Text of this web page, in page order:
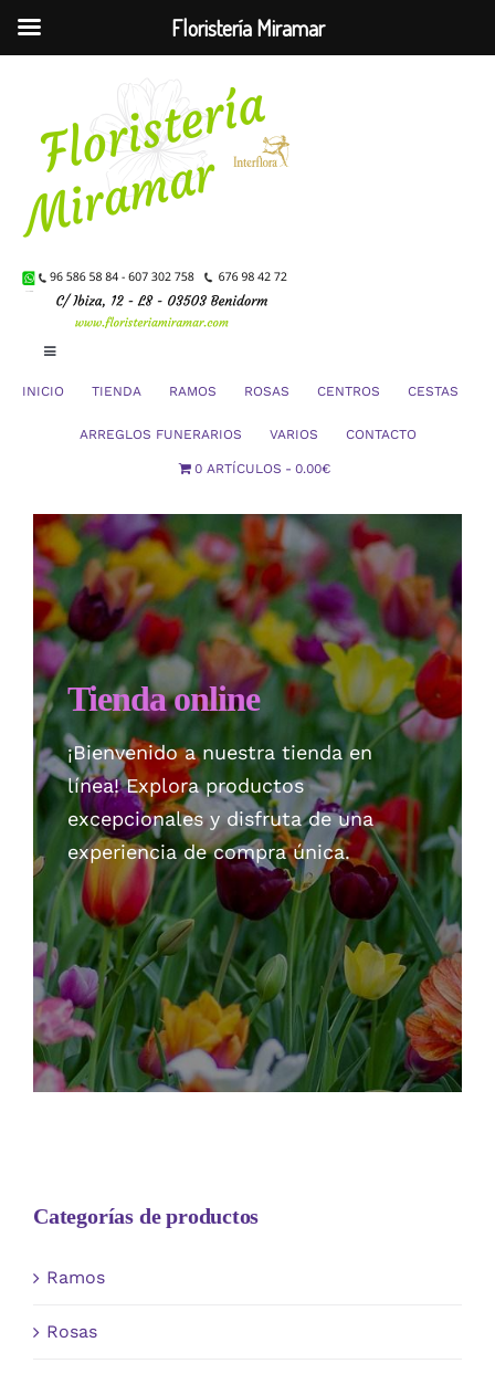
contenido
Toggle
Checkout
Politica de privacidad
INICIO TIENDA RAMOS ROSAS CENTROS CESTAS
ARREGLOS FUNERARIOS VARIOS CONTACTO
0 ARTÍCULOS 0.00€
Tienda online
¡Bienvenido a nuestra tienda en
línea! Explora productos
excepcionales y disfruta de una
experiencia de compra única.
Categorías de productos
Ramos
Rosas
Floristería Miramar